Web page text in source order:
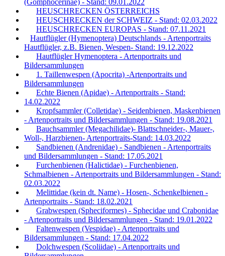
(Gomphocerinae) - Stand: 09.01.2022
HEUSCHRECKEN ÖSTERREICHS
HEUSCHRECKEN der SCHWEIZ - Stand: 02.03.2022
HEUSCHRECKEN EUROPAS - Stand: 07.11.2021
Hautflügler (Hymenoptera) Deutschlands - Artenportraits
Hautflügler, z.B. Bienen, Wespen- Stand: 19.12.2022
Hautflügler Hymenoptera - Artenportraits und
Bildersammlungen
1. Taillenwespen (Apocrita) -Artenportraits und
Bildersammlungen
Echte Bienen (Apidae) - Artenportraits - Stand:
14.02.2022
Kropfsammler (Colletidae) - Seidenbienen, Maskenbienen
- Artenportraits und Bildersammlungen - Stand: 19.08.2021
Bauchsammler (Megachilidae)- Blattschneider-, Mauer-,
Woll-, Harzbienen- Artenportraits-Stand: 14.03.2022
Sandbienen (Andrenidae) - Sandbienen - Artenportraits
und Bildersammlungen - Stand: 17.05.2021
Furchenbienen (Halictidae) - Furchenbienen,
Schmalbienen - Artenportraits und Bildersammlungen - Stand:
02.03.2022
Melittidae (kein dt. Name) - Hosen-, Schenkelbienen -
Artenportraits - Stand: 18.02.2021
Grabwespen (Spheciformes) - Sphecidae und Crabonidae
- Artenportraits und Bildersammlungen - Stand: 19.01.2022
Faltenwespen (Vespidae) - Artenportraits und
Bildersammlungen - Stand: 17.04.2022
Dolchwespen (Scoliidae) - Artenportraits und